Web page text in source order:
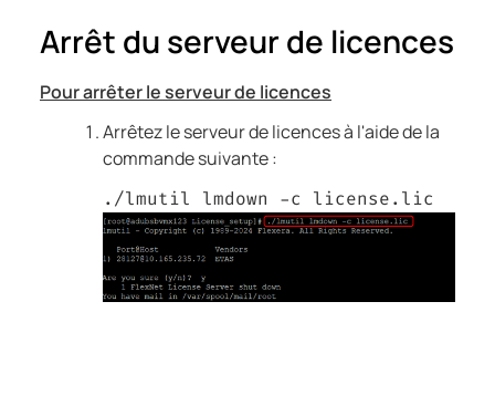
Arrêt du serveur de licences
Pour arrêter le serveur de licences
Arrêtez le serveur de licences à l'aide de la
commande suivante :
./lmutil lmdown -c license.lic